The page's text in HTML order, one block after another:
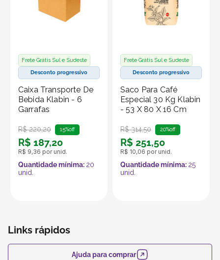
alcance e os recursos da plataforma, que é
especializada em embalagens e produtos em papel.
Frete Grátis Sul e Sudeste
Desconto progressivo
Caixa Transporte De
Bebida Klabin - 6
Garrafas
R$ 220,20 15%off
R$ 187,20
R$ 9,36 por unid.
Quantidade mínima: 20
unid.
Frete Grátis Sul e Sudeste
Desconto progressivo
Saco Para Café
Especial 30 Kg Klabin
- 53 X 80 X 16 Cm
R$ 314,50 20%off
R$ 251,50
R$ 10,06 por unid.
Quantidade mínima: 25
unid.
Links rápidos
Ajuda para comprar